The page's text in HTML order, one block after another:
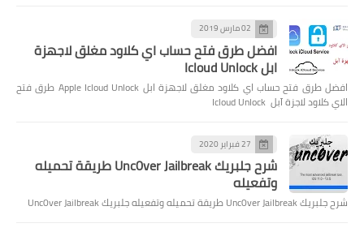
02 مارس 2019
افضل طرق فتح حساب اي كلاود مغلق لاجهزة
ابل Icloud Unlock
افضل طرق فتح حساب اي كلاود مغلق لاجهزة ابل Apple Icloud Unlock طرق فتح
الاي كلاود لاجزة آبل Icloud Unlock
27 فبراير 2020
شرح جلبريك Unc0ver Jailbreak طريقة تحميله
وتفعيله
شرح جلبريك Unc0ver Jailbreak طريقة تحميله وتفعيله جلبريك Unc0ver Jailbreak